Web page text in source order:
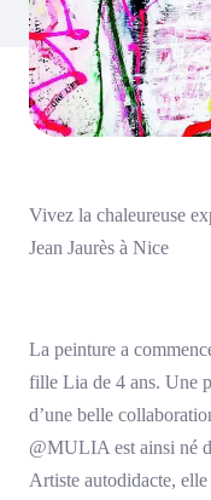
Vivez la chaleureuse
Jean Jaurès à Nice
La peinture a
fille Lia de 4 ans. Une
d’une belle
@MULIA est ainsi né
Artiste autodidacte,